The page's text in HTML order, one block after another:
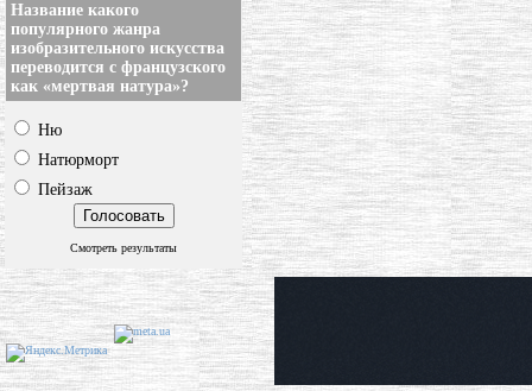
Название какого
популярного жанра
изобразительного искусства
переводится с французского
как «мертвая натура»?
Ню
Натюрморт
Пейзаж
Смотреть результаты